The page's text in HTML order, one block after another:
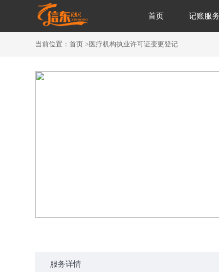
首页 记账服
当前位置： 首页 > 医疗机构执业许可证变更登记
服务详情